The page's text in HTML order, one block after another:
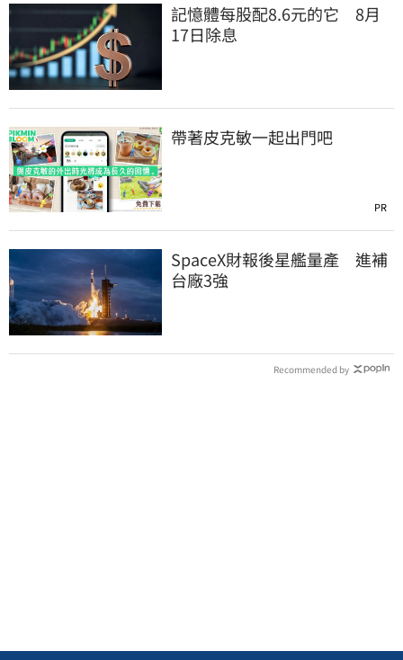
記憶體每股配8.6元的它 8月
17日除息
帶著皮克敏一起出門吧
PR
SpaceX財報後星艦量產 進補
台廠3強
Recommended by